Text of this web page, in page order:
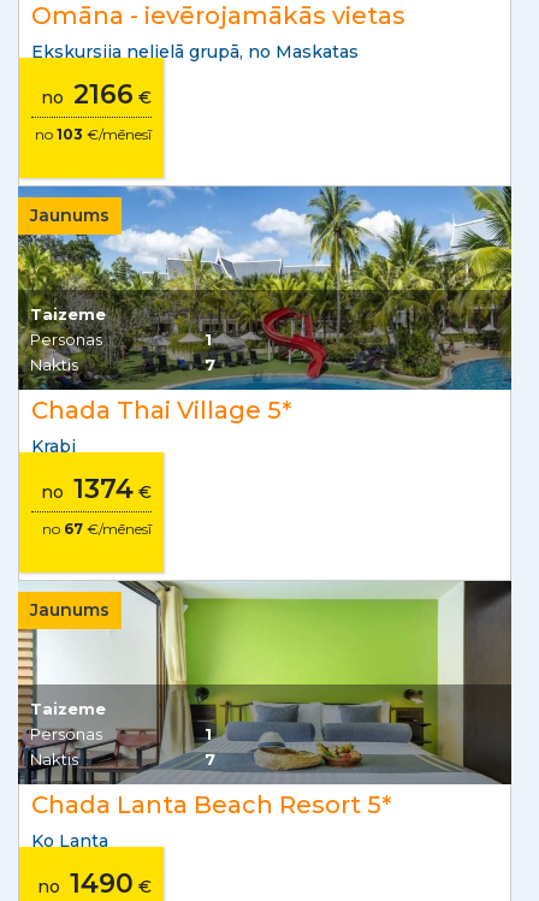
Omāna - ievērojamākās vietas
Ekskursija nelielā grupā, no Maskatas
no 2166 €
no 103 €/mēnesī
Jaunums
Taizeme
Personas
1
Naktis
7
Chada Thai Village 5*
Krabi
no 1374 €
no 67 €/mēnesī
Jaunums
Taizeme
Personas
1
Naktis
7
Chada Lanta Beach Resort 5*
Ko Lanta
no 1490 €